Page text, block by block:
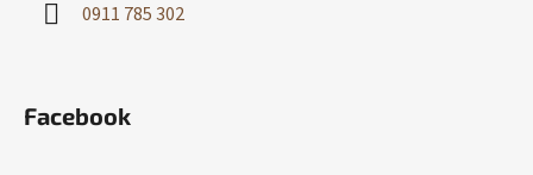
0911 785 302
Facebook